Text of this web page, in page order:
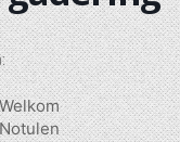
Welkom
Notulen